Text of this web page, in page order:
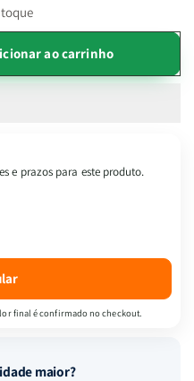
ao carrinho
e prazos para este produto.
final é confirmado no checkout.
maior?